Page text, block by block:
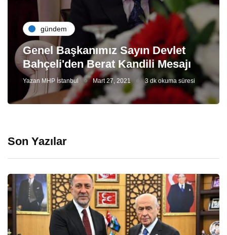
gündem
Genel Başkanımız Sayın Devlet
Bahçeli'den Berat Kandili Mesajı
Yazan MHP İstanbul Mart 27, 2021 3 dk okuma süresi
Son Yazılar